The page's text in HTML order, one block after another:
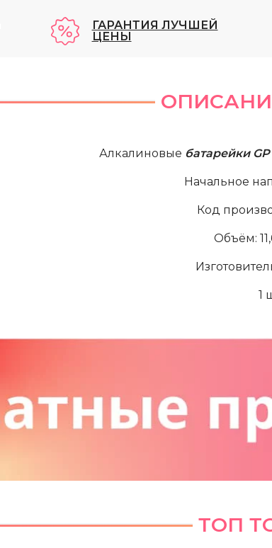
ГАРАНТИЯ ЛУЧШЕЙ
ЦЕНЫ
Алкалиновые батарейки GP
Начальное
Код
Объём:
1
ТОП